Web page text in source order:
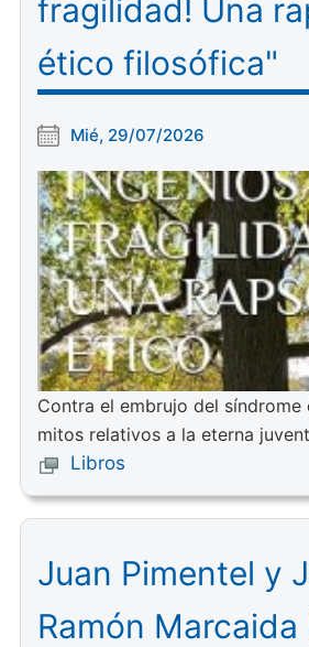
fragilidad! Una
ético filosófica"
Mié, 29/07/2026
Contra el embrujo del
mitos relativos a la eterna
Libros
Juan Pimentel y
Ramón Marcaida